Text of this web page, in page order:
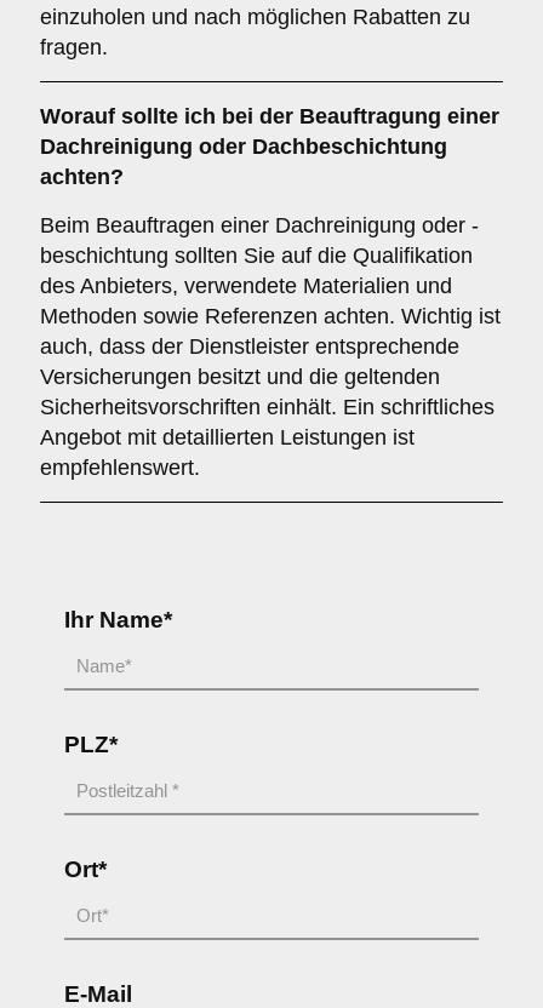
einzuholen und nach möglichen Rabatten zu
fragen.
Worauf sollte ich bei der Beauftragung einer
Dachreinigung oder Dachbeschichtung
achten?
Beim Beauftragen einer Dachreinigung oder -
beschichtung sollten Sie auf die Qualifikation
des Anbieters, verwendete Materialien und
Methoden sowie Referenzen achten. Wichtig ist
auch, dass der Dienstleister entsprechende
Versicherungen besitzt und die geltenden
Sicherheitsvorschriften einhält. Ein schriftliches
Angebot mit detaillierten Leistungen ist
empfehlenswert.
Ihr Name*
PLZ*
Ort*
E-Mail